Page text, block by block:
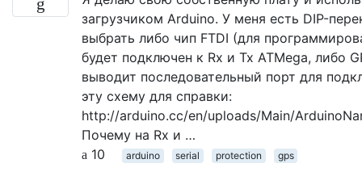
загрузчиком Arduino. У меня есть DIP-
выбрать либо чип FTDI (для
будет подключен к Rx и Tx ATMega, либо
выводит последовательный порт для
эту схему для справки:
http://arduino.cc/en/uploads/Main/
Почему на Rx и …
10
arduino serial protection gps